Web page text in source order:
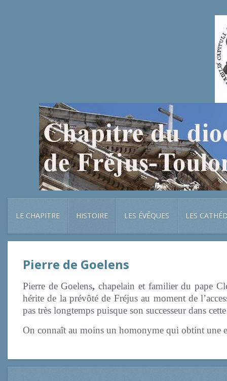
LE CHAPITRE HISTOIRE LES ÉVÊQUES LES
Pierre de Goelens
Pierre de Goelens, chapelain et familier du pape
hérite de la prévôté de Fréjus au moment de
pas très longtemps puisque son successeur dans
On connaît au moins un homonyme qui obtint une